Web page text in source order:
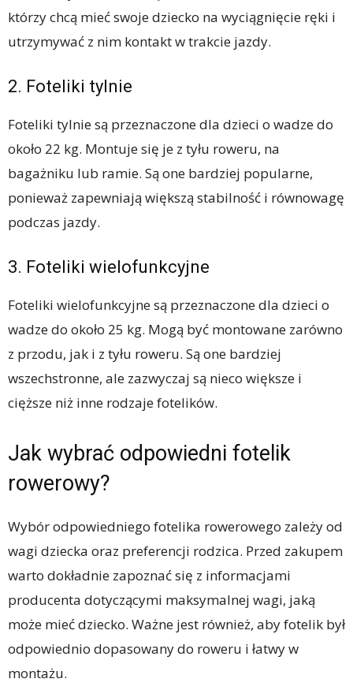
którzy chcą mieć swoje dziecko na wyciągnięcie ręki i
utrzymywać z nim kontakt w trakcie jazdy.
2. Foteliki tylnie
Foteliki tylnie są przeznaczone dla dzieci o wadze do
około 22 kg. Montuje się je z tyłu roweru, na
bagażniku lub ramie. Są one bardziej popularne,
ponieważ zapewniają większą stabilność i równowagę
podczas jazdy.
3. Foteliki wielofunkcyjne
Foteliki wielofunkcyjne są przeznaczone dla dzieci o
wadze do około 25 kg. Mogą być montowane zarówno
z przodu, jak i z tyłu roweru. Są one bardziej
wszechstronne, ale zazwyczaj są nieco większe i
cięższe niż inne rodzaje fotelików.
Jak wybrać odpowiedni fotelik
rowerowy?
Wybór odpowiedniego fotelika rowerowego zależy od
wagi dziecka oraz preferencji rodzica. Przed zakupem
warto dokładnie zapoznać się z informacjami
producenta dotyczącymi maksymalnej wagi, jaką
może mieć dziecko. Ważne jest również, aby fotelik był
odpowiednio dopasowany do roweru i łatwy w
montażu.